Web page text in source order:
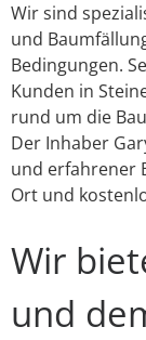
Wir sind
und
Bedingungen.
Kunden in
rund um die
Der Inhaber
und erfahrener
Ort und
Wir
und